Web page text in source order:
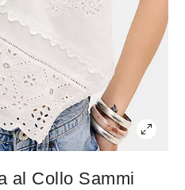
al Collo Sammi